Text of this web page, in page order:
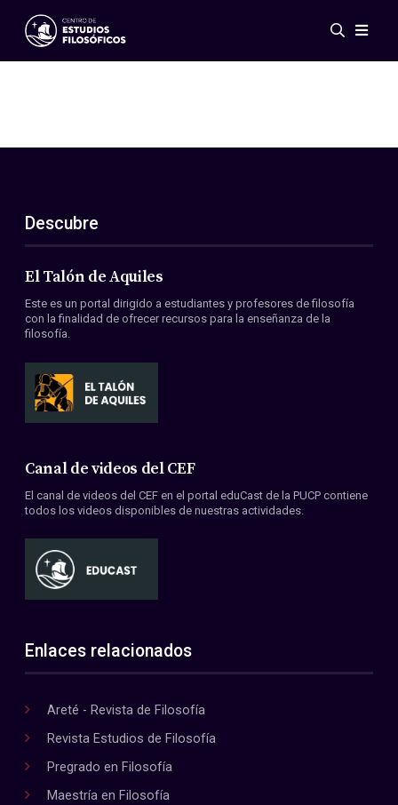
Eventos
ES
EN
Acerca de nosotros
Miembros
Convenios
Descubre
El Talón de Aquiles
Este es un portal dirigido a estudiantes y profesores de filosofía
con la finalidad de ofrecer recursos para la enseñanza de la
filosofía.
Canal de videos del CEF
El canal de videos del CEF en el portal eduCast de la PUCP contiene
todos los videos disponibles de nuestras actividades.
Enlaces relacionados
Areté - Revista de Filosofía
Revista Estudios de Filosofía
Pregrado en Filosofía
Maestría en Filosofía